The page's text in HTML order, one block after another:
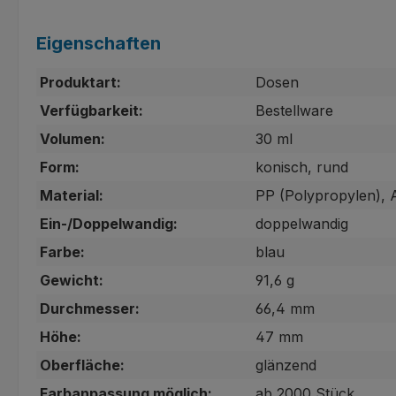
Eigenschaften
Produktart:
Dosen
Verfügbarkeit:
Bestellware
Volumen:
30 ml
Form:
konisch, rund
Material:
PP (Polypropylen),
Ein-/Doppelwandig:
doppelwandig
Farbe:
blau
Gewicht:
91,6 g
Durchmesser:
66,4 mm
Höhe:
47 mm
Oberfläche:
glänzend